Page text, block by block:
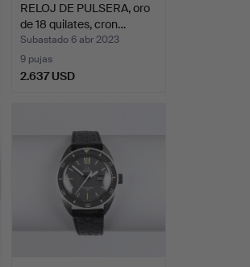
RELOJ DE PULSERA, oro
de 18 quilates, cron…
Subastado 6 abr 2023
9 pujas
2.637 USD